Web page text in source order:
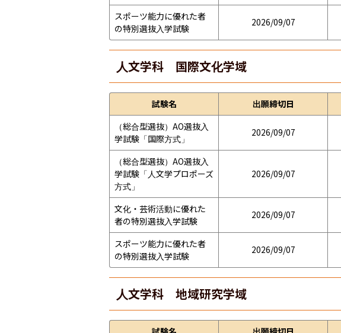
スポーツ能力に優れた者
の特別選抜入学試験
2026/09/07
人文学科 国際文化学域
試験名 出願締切日
（総合型選抜）AO選抜入
学試験「国際方式」
2026/09/07
（総合型選抜）AO選抜入
学試験「人文学プロポーズ
方式」
2026/09/07
文化・芸術活動に優れた
者の特別選抜入学試験
2026/09/07
スポーツ能力に優れた者
の特別選抜入学試験
2026/09/07
人文学科 地域研究学域